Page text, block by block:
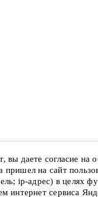
вы даете согласие на
на сайт
ip-адрес) в целях
интернет сервиса